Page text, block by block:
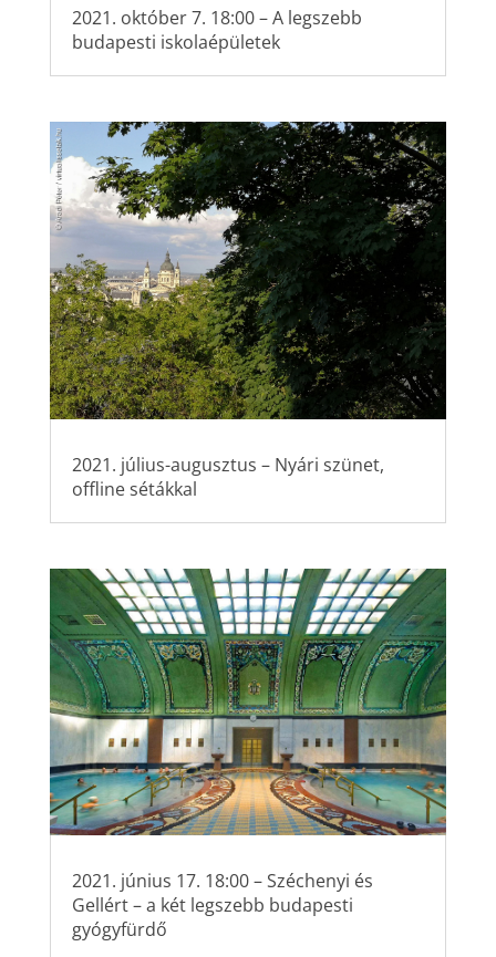
2021. október 7. 18:00 – A legszebb
budapesti iskolaépületek
2021. július-augusztus – Nyári szünet,
offline sétákkal
2021. június 17. 18:00 – Széchenyi és
Gellért – a két legszebb budapesti
gyógyfürdő